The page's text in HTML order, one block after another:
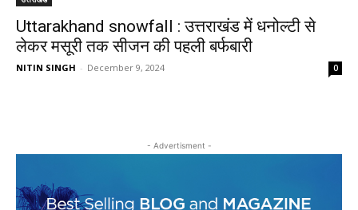
Uttarakhand snowfall : उत्तराखंड में धनोल्टी से
लेकर मसूरी तक सीजन की पहली बर्फबारी
NITIN SINGH - December 9, 2024 0
- Advertisment -